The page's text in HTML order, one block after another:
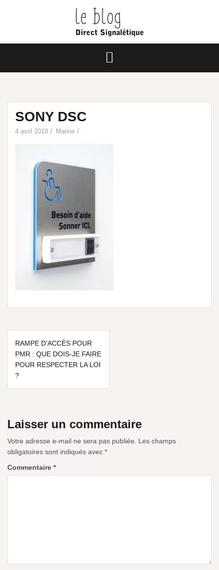
SONY DSC
4 avril 2018 Marine
RAMPE D’ACCÈS POUR
PMR : QUE DOIS-JE FAIRE
POUR RESPECTER LA LOI
?
Laisser un commentaire
Votre adresse e-mail ne sera pas publiée.
Les champs
obligatoires sont indiqués avec *
Commentaire *